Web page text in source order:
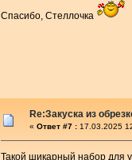
Спасибо, Стеллочка
Re:Закуска из
« Ответ #7 : 17.03.2025
Такой шикарный набор для